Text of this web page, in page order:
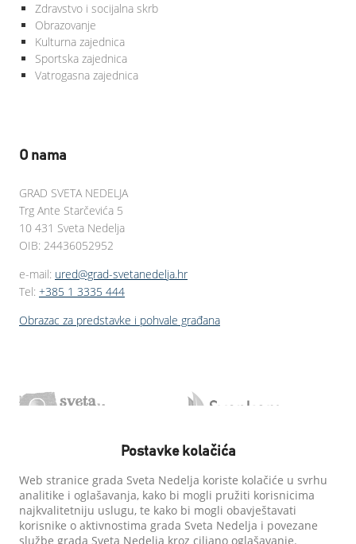
Zdravstvo i socijalna skrb
Obrazovanje
Kulturna zajednica
Sportska zajednica
Vatrogasna zajednica
O nama
GRAD SVETA NEDELJA
Trg Ante Starčevića 5
10 431 Sveta Nedelja
OIB: 24436052952
e-mail: ured@grad-svetanedelja.hr
Tel: +385 1 3335 444
Obrazac za predstavke i pohvale građana
Postavke kolačića
Web stranice grada Sveta Nedelja koriste kolačiće u svrhu
analitike i oglašavanja, kako bi mogli pružiti korisnicima
najkvalitetniju uslugu, te kako bi mogli obavještavati
korisnike o aktivnostima grada Sveta Nedelja i povezane
službe grada Sveta Nedelja kroz ciljano oglašavanje.